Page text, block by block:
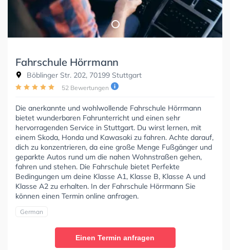
Fahrschule Hörrmann
Böblinger Str. 202, 70199 Stuttgart
52 Bewertungen
Die anerkannte und wohlwollende Fahrschule Hörrmann
bietet wunderbaren Fahrunterricht und einen sehr
hervorragenden Service in Stuttgart. Du wirst lernen, mit
einem Skoda, Honda und Kawasaki zu fahren. Achte darauf,
dich zu konzentrieren, da eine große Menge Fußgänger und
geparkte Autos rund um die nahen Wohnstraßen gehen,
fahren und stehen. Die Fahrschule bietet Perfekte
Bedingungen um deine Klasse A1, Klasse B, Klasse A und
Klasse A2 zu erhalten. In der Fahrschule Hörrmann Sie
können einen Termin online anfragen.
German
Einen Termin anfragen